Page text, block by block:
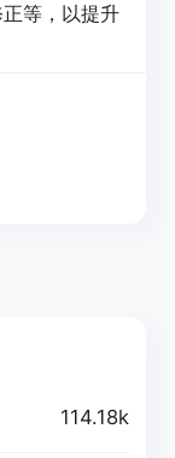
等，以提升
114.18k